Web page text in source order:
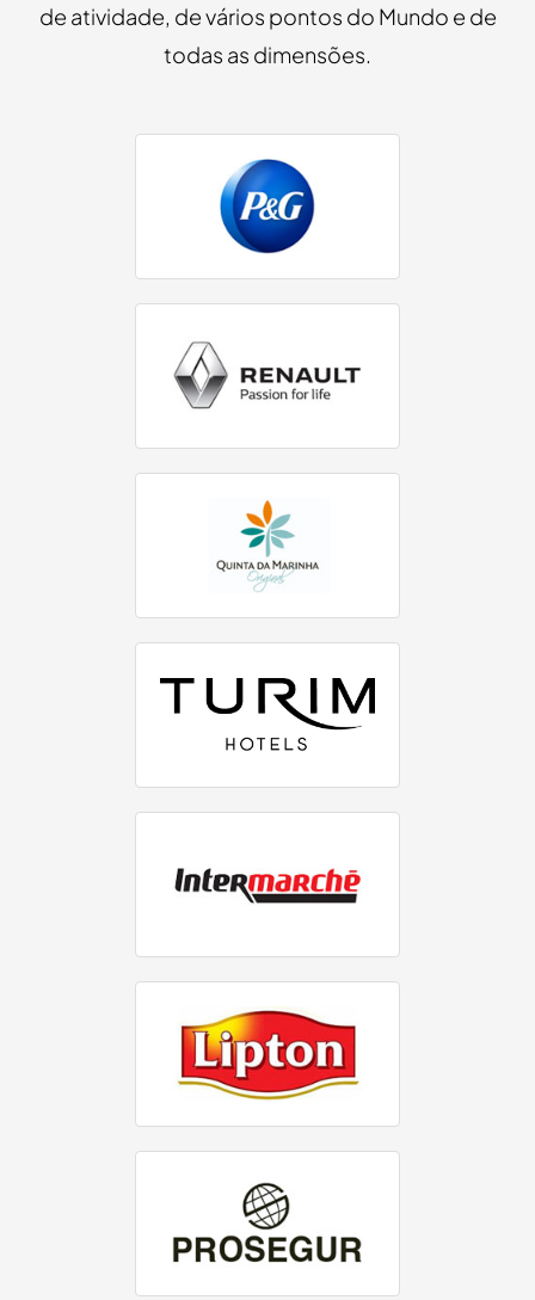
de atividade, de vários pontos do Mundo e de
todas as dimensões.